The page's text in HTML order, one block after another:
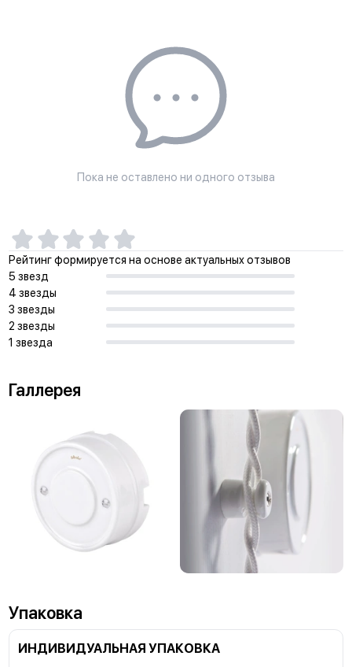
Простота монтажа
Установите подрозетник
Закрепите механизм в подрозетнике
Установите рамку на защелки механизма
Вставьте клавишу в механизм
Отверстия для монтажа винтами к стене
Пока не оставлено ни одного отзыва
Рейтинг формируется на основе актуальных отзывов
5 звезд
4 звезды
3 звезды
2 звезды
1 звезда
Галлерея
Упаковка
ИНДИВИДУАЛЬНАЯ УПАКОВКА